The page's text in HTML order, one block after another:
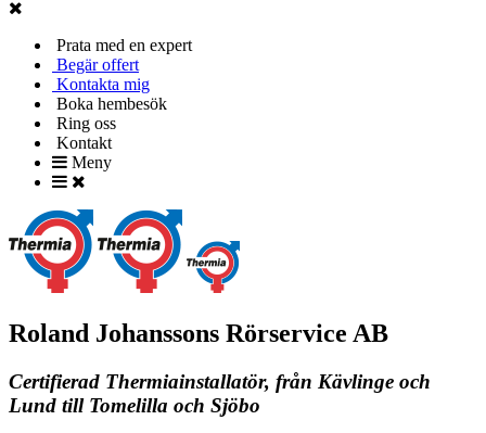
Prata med en expert
Begär offert
Kontakta mig
Boka hembesök
Ring oss
Kontakt
Meny
Roland Johanssons Rörservice AB
Certifierad Thermiainstallatör, från Kävlinge och
Lund till Tomelilla och Sjöbo